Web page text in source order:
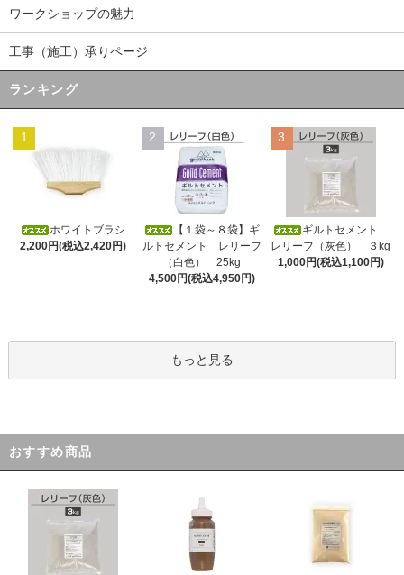
ワークショップの魅力
工事（施工）承りページ
ランキング
1
ホワイトブラシ
2,200円(税込2,420円)
2
【１袋～８袋】ギ
ルトセメント レリーフ
（白色） 25kg
4,500円(税込4,950円)
3
ギルトセメント
レリーフ（灰色） ３kg
1,000円(税込1,100円)
もっと見る
おすすめ商品